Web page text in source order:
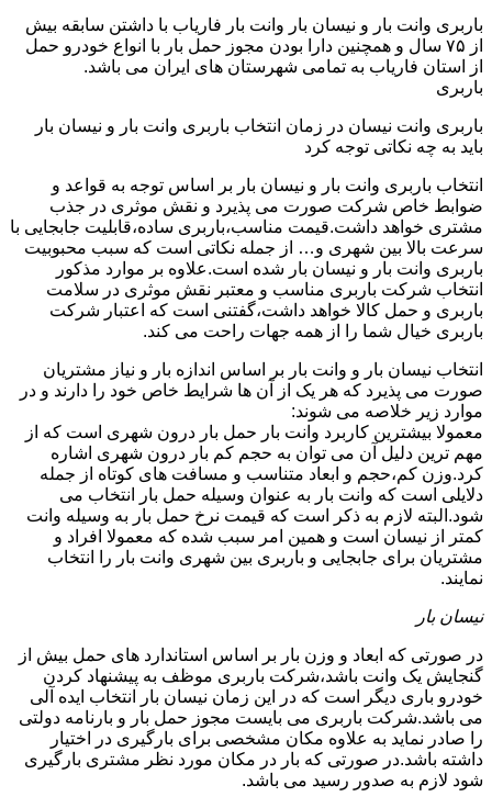
باربری وانت بار و نیسان بار وانت بار فاریاب با داشتن سابقه بیش
از ۷۵ سال و همچنین دارا بودن مجوز حمل بار با انواع خودرو حمل
از استان فاریاب به تمامی شهرستان های ایران می باشد.
باربری
باربری وانت نیسان در زمان انتخاب باربری وانت بار و نیسان بار
باید به چه نکاتی توجه کرد
انتخاب باربری وانت بار و نیسان بار بر اساس توجه به قواعد و
ضوابط خاص شرکت صورت می پذیرد و نقش موثری در جذب
مشتری خواهد داشت.قیمت مناسب،باربری ساده،قابلیت جابجایی با
سرعت بالا بین شهری و… از جمله نکاتی است که سبب محبوبیت
باربری وانت بار و نیسان بار شده است.علاوه بر موارد مذکور
انتخاب شرکت باربری مناسب و معتبر نقش موثری در سلامت
باربری و حمل کالا خواهد داشت،گفتنی است که اعتبار شرکت
باربری خیال شما را از همه جهات راحت می کند.
انتخاب نیسان بار و وانت بار بر اساس اندازه بار و نیاز مشتریان
صورت می پذیرد که هر یک از آن ها شرایط خاص خود را دارند و در
موارد زیر خلاصه می شوند:
معمولا بیشترین کاربرد وانت بار حمل بار درون شهری است که از
مهم ترین دلیل آن می توان به حجم کم بار درون شهری اشاره
کرد.وزن کم،حجم و ابعاد متناسب و مسافت های کوتاه از جمله
دلایلی است که وانت بار به عنوان وسیله حمل بار انتخاب می
شود.البته لازم به ذکر است که قیمت نرخ حمل بار به وسیله وانت
کمتر از نیسان است و همین امر سبب شده که معمولا افراد و
مشتریان برای جابجایی و باربری بین شهری وانت بار را انتخاب
نمایند.
نیسان بار
در صورتی که ابعاد و وزن بار بر اساس استاندارد های حمل بیش از
گنجایش یک وانت باشد،شرکت باربری موظف به پیشنهاد کردن
خودرو باری دیگر است که در این زمان نیسان بار انتخاب ایده آلی
می باشد.شرکت باربری می بایست مجوز حمل بار و بارنامه دولتی
را صادر نماید به علاوه مکان مشخصی برای بارگیری در اختیار
داشته باشد.در صورتی که بار در مکان مورد نظر مشتری بارگیری
شود لازم به صدور رسید می باشد.